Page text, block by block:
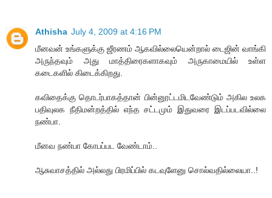
Athisha July 4, 2009 at 4:16 PM
மீனவன் உங்களுக்கு ஜீரணம் ஆகவில்லையென்றால் டைஜின் வாங்கி
அருந்தவும் அது மாத்திரைகளாகவும் அருகாமையில் உள்ள
கடைகளில் கிடைக்கிறது.
கவிதைக்கு தொடர்பாகத்தான் பின்னூட்டமிடவேண்டும் அகில உலக
பதிவுலக நீதிமன்றத்தில் எந்த சட்டமும் இதுவரை இடப்படவில்லை
நண்பா.
மீனவ நண்பா கோபப்பட வேண்டாம்..
ஆசுவாசத்தில் அல்லது பிரமிப்பில் கடவுளேனு சொல்வதில்லையா..!